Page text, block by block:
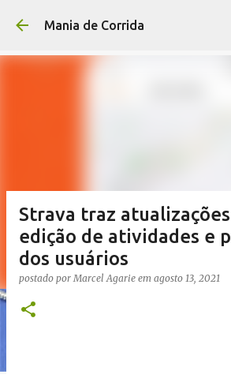
Mania de Corrida
Strava traz
edição de atividades e
dos usuários
postado porMarcel Agarie em agosto 13, 2021